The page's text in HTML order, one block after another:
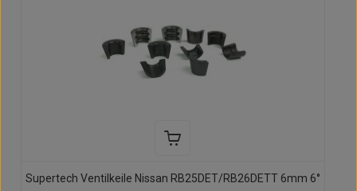
Supertech Ventilkeile Nissan RB25DET/RB26DETT 6mm 6°